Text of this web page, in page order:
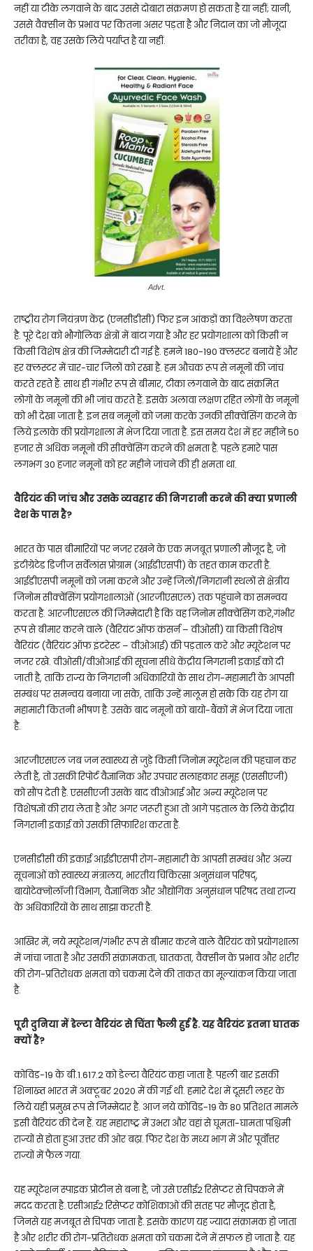
नहीं या टीके लगवाने के बाद उससे दोबारा संक्रमण हो सकता है या नहीं; यानी,
उससे वैक्सीन के प्रभाव पर कितना असर पड़ता है और निदान का जो मौजूदा
तरीका है, वह उसके लिये पर्याप्त है या नहीं.
Advt.
राष्ट्रीय रोग नियंत्रण केंद्र (एनसीडीसी) फिर इन आंकड़ों का विश्लेषण करता
है. पूरे देश को भौगोलिक क्षेत्रों में बांटा गया है और हर प्रयोगशाला को किसी न
किसी विशेष क्षेत्र की जिम्मेदारी दी गई है. हमने 180-190 क्लस्टर बनायें हैं और
हर क्लस्टर में चार-चार जिलों को रखा है. हम औचक रूप से नमूनों की जांच
करते रहते हैं. साथ ही गंभीर रूप से बीमार, टीका लगवाने के बाद संक्रमित
लोगों के नमूनों की भी जांच करते हैं. इसके अलावा लक्षण रहित लोगों के नमूनों
को भी देखा जाता है. इन सब नमूनों को जमा करके उनकी सीक्वेंसिंग करने के
लिये इलाके की प्रयोगशाला में भेज दिया जाता है. इस समय देश में हर महीने 50
हजार से अधिक नमूनों की सीक्वेंसिंग करने की क्षमता है. पहले हमारे पास
लगभग 30 हजार नमूनों को हर महीने जांचने की ही क्षमता था.
वैरियंट की जांच और उसके व्यवहार की निगरानी करने की क्या प्रणाली
देश के पास है?
भारत के पास बीमारियों पर नजर रखने के एक मजबूत प्रणाली मौजूद है, जो
इंटीग्रेटेड डिजीज सर्वेलांस प्रोग्राम (आईडीएसपी) के तहत काम करती है.
आईडीएसपी नमूनों को जमा करने और उन्हें जिलों/निगरानी स्थलों से क्षेत्रीय
जिनोम सीक्वेंसिंग प्रयोगशालाओं (आरजीएसएल) तक पहुंचाने का समन्वय
करता है. आरजीएसएल की जिम्मेदारी है कि वह जिनोम सीक्वेंसिंग करे,गंभीर
रूप से बीमार करने वाले (वैरियंट ऑफ कंसर्न – वीओसी) या किसी विशेष
वैरियंट (वैरियंट ऑफ इंटरेस्ट – वीओआई) की पड़ताल करे और म्यूटेशन पर
नजर रखे. वीओसी/वीओआई की सूचना सीधे केंद्रीय निगरानी इकाई को दी
जाती है, ताकि राज्य के निगरानी अधिकारियों के साथ रोग-महामारी के आपसी
सम्बंध पर समन्वय बनाया जा सके, ताकि उन्हें मालूम हो सके कि यह रोग या
महामारी कितनी भीषण है. उसके बाद नमूनों को बायो-बैंकों में भेज दिया जाता
है.
आरजीएसएल जब जन स्वास्थ्य से जुड़े किसी जिनोम म्यूटेशन की पहचान कर
लेती है, तो उसकी रिपोर्ट वैज्ञानिक और उपचार सलाहकार समूह (एससीएजी)
को सौंप देती है. एससीएजी उसके बाद वीओआई और अन्य म्यूटेशन पर
विशेषज्ञों की राय लेता है और अगर जरूरी हुआ तो आगे पड़ताल के लिये केंद्रीय
निगरानी इकाई को उसकी सिफारिश करता है.
एनसीडीसी की इकाई आईडीएसपी रोग-महामारी के आपसी सम्बंध और अन्य
सूचनाओं को स्वास्थ्य मंत्रालय, भारतीय चिकित्सा अनुसंधान परिषद्,
बायोटेक्नोलॉजी विभाग, वैज्ञानिक और औद्योगिक अनुसंधान परिषद तथा राज्य
के अधिकारियों के साथ साझा करती है.
आखिर में, नये म्यूटेशन/गंभीर रूप से बीमार करने वाले वैरियंट को प्रयोगशाला
में जांचा जाता है और उसकी संक्रामकता, घातकता, वैक्सीन के प्रभाव और शरीर
की रोग-प्रतिरोधक क्षमता को चकमा देने की ताकत का मूल्यांकन किया जाता
है.
पूरी दुनिया में डेल्टा वैरियंट से चिंता फैली हुई है. यह वैरियंट इतना घातक
क्यों है?
कोविड-19 के बी.1.617.2 को डेल्टा वैरियंट कहा जाता है. पहली बार इसकी
शिनाख्त भारत में अक्टूबर 2020 में की गई थी. हमारे देश में दूसरी लहर के
लिये यही प्रमुख रूप से जिम्मेदार है. आज नये कोविड-19 के 80 प्रतिशत मामले
इसी वैरियंट की देन हैं. यह महाराष्ट्र में उभरा और वहां से घूमता-घामता पश्चिमी
राज्यों से होता हुआ उत्तर की ओर बढ़ा. फिर देश के मध्य भाग में और पूर्वोत्तर
राज्यों में फैल गया.
यह म्यूटेशन स्पाइक प्रोटीन से बना है, जो उसे एसीई2 रिसेप्टर से चिपकने में
मदद करता है. एसीआई2 रिसेप्टर कोशिकाओं की सतह पर मौजूद होता है,
जिनसे यह मजबूत से चिपक जाता है. इसके कारण यह ज्यादा संक्रामक हो जाता
है और शरीर की रोग-प्रतिरोधक क्षमता को चकमा देने में सफल हो जाता है. यह